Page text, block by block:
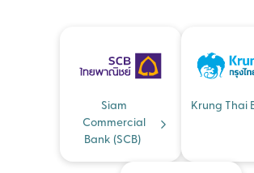
Siam
Commercial
Bank (SCB)
Krung Thai